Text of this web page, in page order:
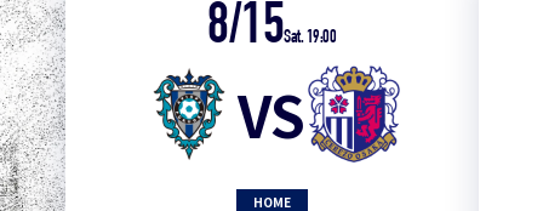
8/15Sat. 19:00
VS
HOME